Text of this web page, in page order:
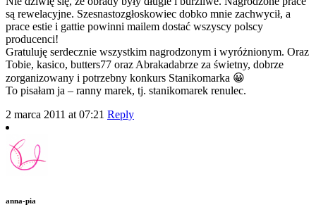
są rewelacyjne. Szesnastozgłoskowiec dobko mnie zachwycił, a
prace estie i gattie powinni mailem dostać wszyscy polscy
producenci!
Gratuluję serdecznie wszystkim nagrodzonym i wyróżnionym. Oraz
Tobie, kasico, butters77 oraz Abrakadabrze za świetny, dobrze
zorganizowany i potrzebny konkurs Stanikomarka 😀
To pisałam ja – ranny marek, tj. stanikomarek renulec.
2 marca 2011 at 07:21 Reply
anna-pia